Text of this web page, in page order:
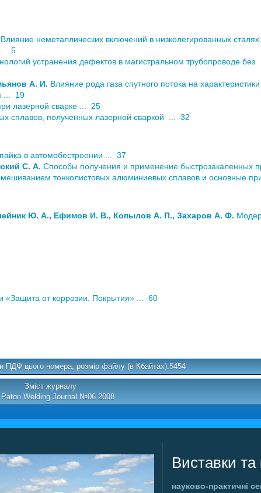
Влияние неметаллических включений в низколегиро­ванных сталях
... 5
устранения дефектов в магистральном трубопроводе без
А. И. Влияние рода газа спутного потока на характеристики
... 19
лазерной сварке ... 25
сплавов, полученных лазерной сваркой ... 32
в автомобестроении ... 37
С. А. Способы получения и применение быстрозакаленных
тонколистовых алюминиевых сплавов и основные
Ю. А., Ефимов И. В., Копылов А. П., Захаров А. Ф.
«Защита от коррозии. Покрытия» ... 60
ПДФ цього номера, розмір файлу (в Кбайтах):5454
Зміст журналу
Welding Journal №06 2008
Виставки та
науково-практичні